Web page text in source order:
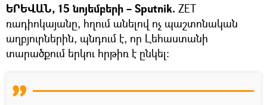
ԵՐԵՎԱՆ, 15 նոյեմբերի – Sputnik. ZET
ռադիոկայանը, հղում անելով ոչ պաշտոնական
աղբյուրներին, պնդում է, որ Լեհաստանի
տարածքում երկու հրթիռ է ընկել։